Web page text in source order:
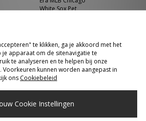
White Sox Pet
SNEL KOPEN
te klikken, ga je akkoord met het
apparaat om de sitenavigatie te
te analyseren en te helpen bij onze
Voorkeuren kunnen worden aangepast in
ons Cookiebeleid
Cookie Instellingen